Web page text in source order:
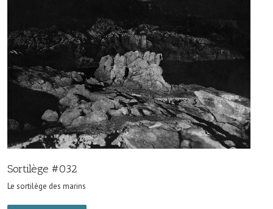
Sortilège #032
Le sortilège des marins